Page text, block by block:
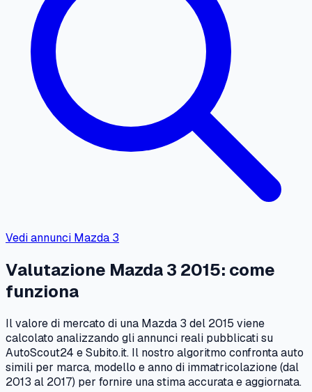
Vedi annunci Mazda 3
Valutazione Mazda3 2015: come
funziona
Il valore di mercato di una Mazda 3 del 2015 viene
calcolato analizzando gli annunci reali pubblicati su
AutoScout24 e Subito.it. Il nostro algoritmo confronta auto
simili per marca, modello e anno di immatricolazione (dal
2013 al 2017) per fornire una stima accurata e aggiornata.